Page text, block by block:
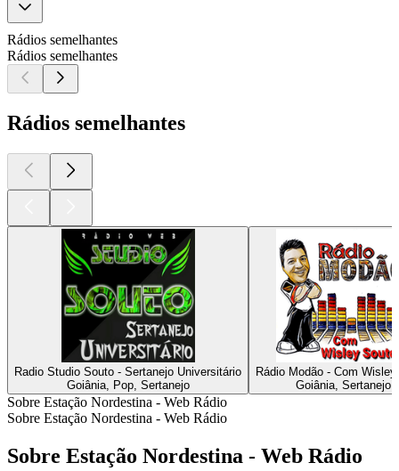
Rádios semelhantes
Rádios semelhantes
Rádios semelhantes
Radio Studio Souto - Sertanejo Universitário
Goiânia, Pop, Sertanejo
Rádio Modão - Com
Goiânia, Sertanejo
Sobre Estação Nordestina - Web Rádio
Sobre Estação Nordestina - Web Rádio
Sobre Estação Nordestina - Web Rádio